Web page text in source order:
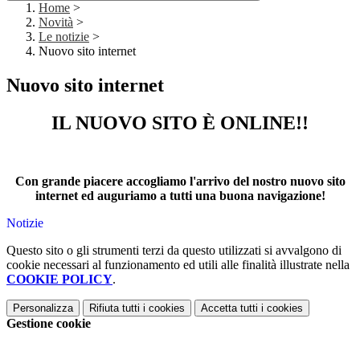
Home >
Novità >
Le notizie >
Nuovo sito internet
Nuovo sito internet
IL NUOVO SITO È ONLINE!!
Con grande piacere accogliamo l'arrivo del nostro nuovo sito
internet ed auguriamo a tutti una buona navigazione!
Notizie
Questo sito o gli strumenti terzi da questo utilizzati si avvalgono di
cookie necessari al funzionamento ed utili alle finalità illustrate nella
COOKIE POLICY.
Personalizza Rifiuta tutti i cookies Accetta tutti i cookies
Gestione cookie